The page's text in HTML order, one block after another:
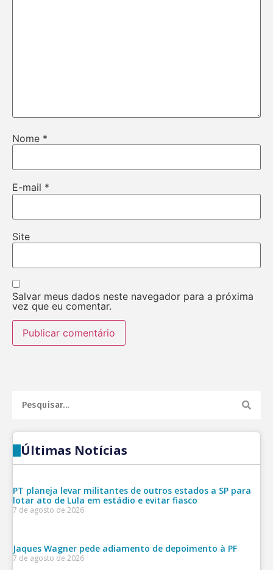
Nome *
E-mail *
Site
Salvar meus dados neste navegador para a próxima
vez que eu comentar.
Últimas Notícias
PT planeja levar militantes de outros estados a SP para
lotar ato de Lula em estádio e evitar fiasco
7 de agosto de 2026
Jaques Wagner pede adiamento de depoimento à PF
7 de agosto de 2026